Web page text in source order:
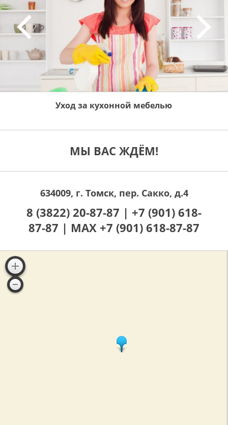
Уход за кухонной мебелью
МЫ ВАС ЖДЁМ!
634009, г. Томск, пер. Сакко, д.4
8 (3822) 20-87-87 | +7 (901) 618-
87-87 | MAX +7 (901) 618-87-87